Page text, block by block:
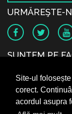
Site-ul
corect.
acordul asupra
URMĂREŞTE-
SUNTEM PE